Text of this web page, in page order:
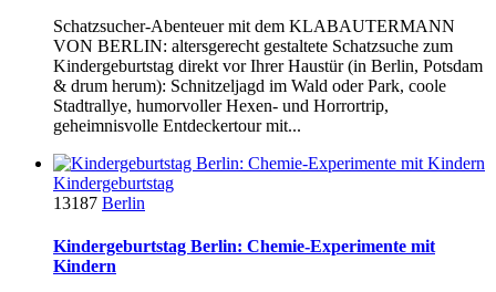
Schatzsucher-Abenteuer mit dem KLABAUTERMANN
VON BERLIN: altersgerecht gestaltete Schatzsuche zum
Kindergeburtstag direkt vor Ihrer Haustür (in Berlin, Potsdam
& drum herum): Schnitzeljagd im Wald oder Park, coole
Stadtrallye, humorvoller Hexen- und Horrortrip,
geheimnisvolle Entdeckertour mit...
Kindergeburtstag
13187 Berlin
Kindergeburtstag Berlin: Chemie-Experimente mit
Kindern